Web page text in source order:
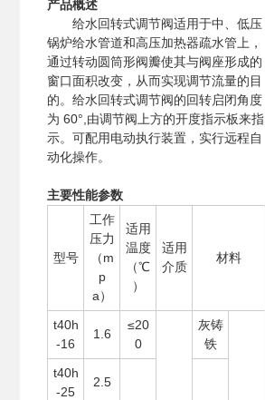
产品概述
给水回转式调节阀适用于中、低压
锅炉给水管道和高压加热器疏水管上，
通过转动圆筒形阀瓣使其与阀座形成的
窗口面积改变，从而实现调节流量的目
的。给水回转式调节阀的回转启闭角度
为 60°,由调节阀上方的开度指示板来指
示。可配用电动执行装置，实行远程自
动化操作。
主要性能参数
型号
工作
压力
（m
p
a）
适用
温度
（℃
）
适用
介质
材料
t40h
-16
1.6
≤20
0
灰铸
铁
t40h
-25
2.5